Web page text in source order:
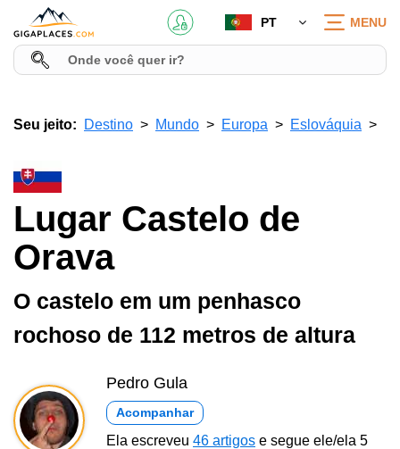
PT MENU
Seu jeito: Destino Mundo Europa Eslováquia
Lugar Castelo de
Orava
O castelo em um penhasco
rochoso de 112 metros de altura
Pedro Gula
Acompanhar
Ela escreveu 46 artigos e segue ele/ela 5